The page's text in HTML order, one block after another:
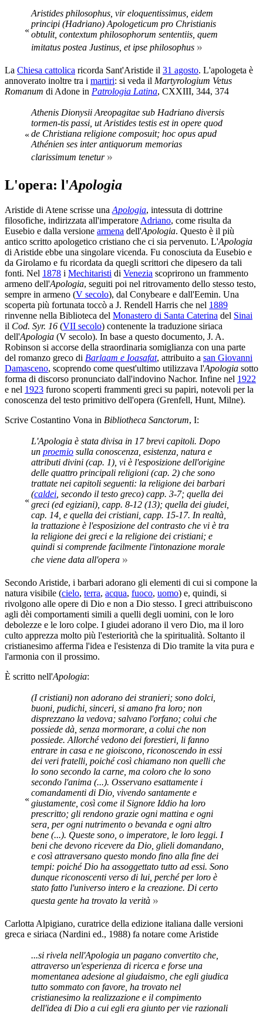
«
Aristides philosophus, vir eloquentissimus, eidem
principi (Hadriano) Apologeticum pro Christianis
obtulit, contextum philosophorum sententiis, quem
imitatus postea Justinus, et ipse philosophus »
La Chiesa cattolica ricorda Sant'Aristide il 31 agosto. L'apologeta è
annoverato inoltre tra i martiri: si veda il Martyrologium Vetus
Romanum di Adone in Patrologia Latina, CXXIII, 344, 374
«
Athenis Dionysii Areopagitae sub Hadriano diversis
tormen-tis passi, ut Aristides testis est in opere quod
de Christiana religione composuit; hoc opus apud
Athénien ses inter antiquorum memorias
clarissimum tenetur »
L'opera: l'Apologia
Aristide di Atene scrisse una Apologia, intessuta di dottrine
filosofiche, indirizzata all'imperatore Adriano, come risulta da
Eusebio e dalla versione armena dell'Apologia. Questo è il più
antico scritto apologetico cristiano che ci sia pervenuto. L'Apologia
di Aristide ebbe una singolare vicenda. Fu conosciuta da Eusebio e
da Girolamo e fu ricordata da quegli scrittori che dipesero da tali
fonti. Nel 1878 i Mechitaristi di Venezia scoprirono un frammento
armeno dell'Apologia, seguiti poi nel ritrovamento dello stesso testo,
sempre in armeno (V secolo), dal Conybeare e dall'Eemin. Una
scoperta più fortunata toccò a J. Rendell Harris che nel 1889
rinvenne nella Biblioteca del Monastero di Santa Caterina del Sinai
il Cod. Syr. 16 (VII secolo) contenente la traduzione siriaca
dell'Apologia (V secolo). In base a questo documento, J. A.
Robinson si accorse della straordinaria somiglianza con una parte
del romanzo greco di Barlaam e Ioasafat, attribuito a san Giovanni
Damasceno, scoprendo come quest'ultimo utilizzava l'Apologia sotto
forma di discorso pronunciato dall'indovino Nachor. Infine nel 1922
e nel 1923 furono scoperti frammenti greci su papiri, notevoli per la
conoscenza del testo primitivo dell'opera (Grenfell, Hunt, Milne).
Scrive Costantino Vona in Bibliotheca Sanctorum, I:
«
L'Apologia è stata divisa in 17 brevi capitoli. Dopo
un proemio sulla conoscenza, esistenza, natura e
attributi divini (cap. 1), vi è l'esposizione dell'origine
delle quattro principali religioni (cap. 2) che sono
trattate nei capitoli seguenti: la religione dei barbari
(caldei , secondo il testo greco) capp. 3-7; quella dei
greci (ed egiziani), capp. 8-12 (13); quella dei giudei,
cap. 14, e quella dei cristiani, capp. 15-17. In realtà,
la trattazione è l'esposizione del contrasto che vi è tra
la religione dei greci e la religione dei cristiani; e
quindi si comprende facilmente l'intonazione morale
che viene data all'opera »
Secondo Aristide, i barbari adorano gli elementi di cui si compone la
natura visibile (cielo, terra, acqua, fuoco, uomo) e, quindi, si
rivolgono alle opere di Dio e non a Dio stesso. I greci attribuiscono
agli dèi comportamenti simili a quelli degli uomini, con le loro
debolezze e le loro colpe. I giudei adorano il vero Dio, ma il loro
culto apprezza molto più l'esteriorità che la spiritualità. Soltanto il
cristianesimo afferma l'idea e l'esistenza di Dio tramite la vita pura e
l'armonia con il prossimo.
È scritto nell'Apologia:
«
(I cristiani) non adorano dei stranieri; sono dolci,
buoni, pudichi, sinceri, si amano fra loro; non
disprezzano la vedova; salvano l'orfano; colui che
possiede dà, senza mormorare, a colui che non
possiede. Allorché vedono dei forestieri, li fanno
entrare in casa e ne gioiscono, riconoscendo in essi
dei veri fratelli, poiché così chiamano non quelli che
lo sono secondo la carne, ma coloro che lo sono
secondo l'anima (...). Osservano esattamente i
comandamenti di Dio, vivendo santamente e
giustamente, così come il Signore Iddio ha loro
prescritto; gli rendono grazie ogni mattina e ogni
sera, per ogni nutrimento o bevanda e ogni altro
bene (...). Queste sono, o imperatore, le loro leggi. I
beni che devono ricevere da Dio, glieli domandano,
e così attraversano questo mondo fino alla fine dei
tempi: poiché Dio ha assoggettato tutto ad essi. Sono
dunque riconoscenti verso di lui, perché per loro è
stato fatto l'universo intero e la creazione. Di certo
questa gente ha trovato la verità »
Carlotta Alpigiano, curatrice della edizione italiana dalle versioni
greca e siriaca (Nardini ed., 1988) fa notare come Aristide
...si rivela nell'Apologia un pagano convertito che,
attraverso un'esperienza di ricerca e forse una
momentanea adesione al giudaismo, che egli giudica
tutto sommato con favore, ha trovato nel
cristianesimo la realizzazione e il compimento
dell'idea di Dio a cui egli era giunto per vie razionali